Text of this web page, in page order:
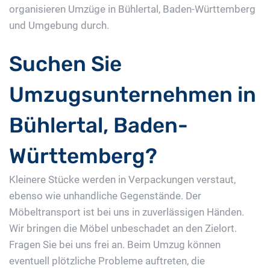
organisieren Umzüge in Bühlertal, Baden-Württemberg
und Umgebung durch.
Suchen Sie
Umzugsunternehmen in
Bühlertal, Baden-
Württemberg?
Kleinere Stücke werden in Verpackungen verstaut,
ebenso wie unhandliche Gegenstände. Der
Möbeltransport ist bei uns in zuverlässigen Händen.
Wir bringen die Möbel unbeschadet an den Zielort.
Fragen Sie bei uns frei an. Beim Umzug können
eventuell plötzliche Probleme auftreten, die